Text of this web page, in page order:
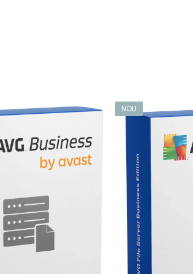
RedHat/SUSE, care sunt distribuite ca
sistemului pot fi utilizate pentru a
definițiilor virusurilor imediat
protejat.
NOU